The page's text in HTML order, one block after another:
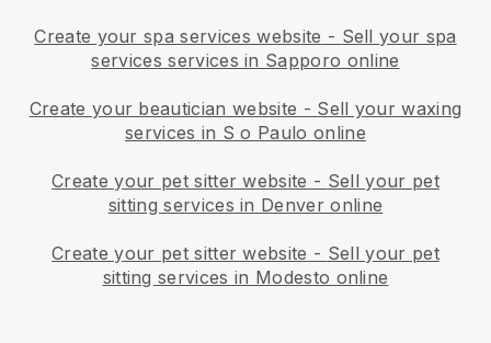
Create your spa services website - Sell your spa
services services in Sapporo online
Create your beautician website - Sell your waxing
services in S o Paulo online
Create your pet sitter website - Sell your pet
sitting services in Denver online
Create your pet sitter website - Sell your pet
sitting services in Modesto online